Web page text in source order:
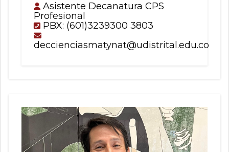
Asistente Decanatura CPS
Profesional
PBX: (601)3239300 3803
deccienciasmatynat@udistrital.edu.co